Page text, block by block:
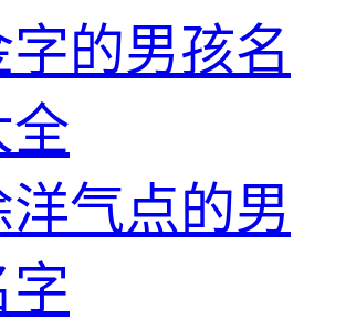
的男孩名
全
洋气点的男
字